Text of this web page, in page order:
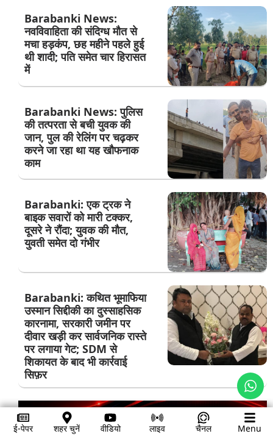
Barabanki News:
नवविवाहिता की संदिग्ध मौत से
मचा हड़कंप, छह महीने पहले हुई
थी शादी; पति समेत चार हिरासत
में
Barabanki News: पुलिस
की तत्परता से बची युवक की
जान, पुल की रेलिंग पर चढ़कर
करने जा रहा था यह खौफनाक
काम
Barabanki: एक ट्रक ने
बाइक सवारों को मारी टक्कर,
दूसरे ने रौंदा; युवक की मौत,
युवती समेत दो गंभीर
Barabanki: कथित भूमाफिया
उस्मान सिद्दीकी का दुस्साहसिक
कारनामा, सरकारी जमीन पर
दीवार खड़ी कर सार्वजनिक रास्ते
पर लगाया गेट; SDM से
शिकायत के बाद भी कार्रवाई
सिफ़र
ई-पेपर शहर चुनें वीडियो लाइव चैनल Menu